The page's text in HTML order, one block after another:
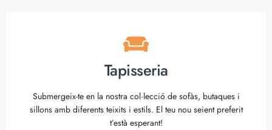
Tapisseria
Submergeix-te en la nostra col·lecció de sofàs, butaques i
sillons amb diferents teixits i estils. El teu nou seient preferit
t’està esperant!